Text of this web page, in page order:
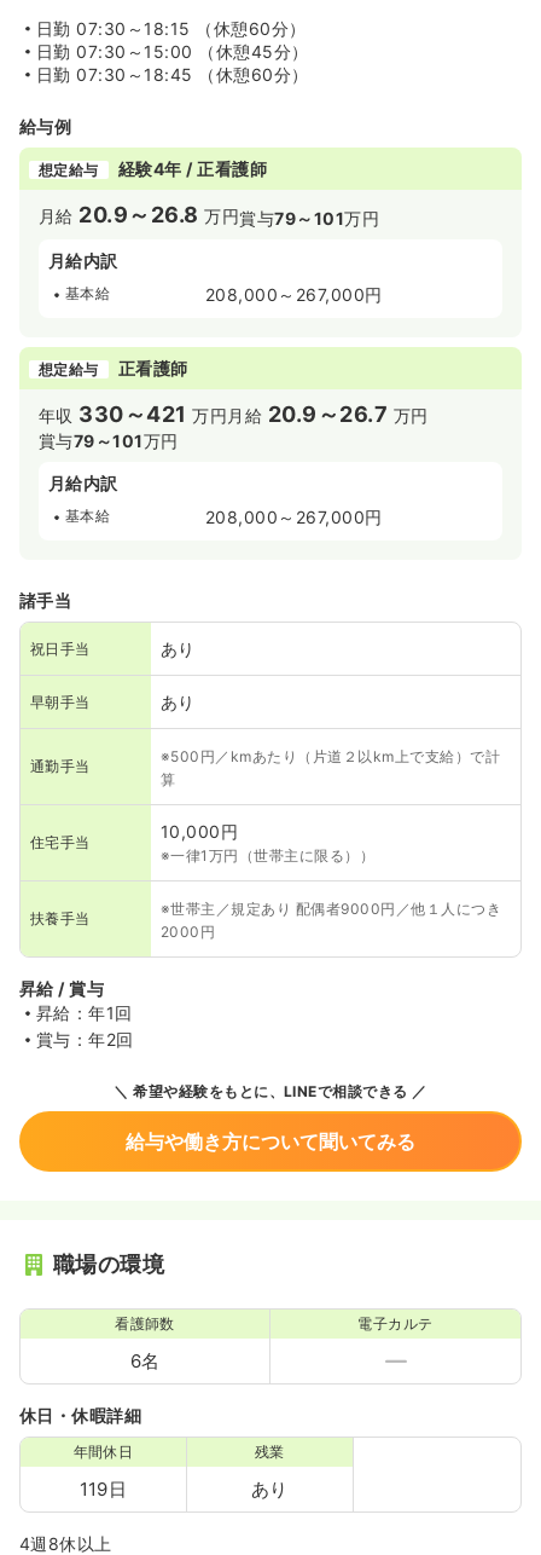
日勤 07:30～18:15 （休憩60分）
日勤 07:30～15:00 （休憩45分）
日勤 07:30～18:45 （休憩60分）
給与例
想定給与 経験4年 / 正看護師
月給 20.9～26.8 万円賞与79～101万円
月給内訳
基本給 208,000～267,000円
想定給与 正看護師
年収 330～421 万円 月給 20.9～26.7 万円
賞与79～101万円
月給内訳
基本給 208,000～267,000円
諸手当
祝日手当 あり
早朝手当 あり
通勤手当
※500円／kmあたり（片道２以km上で支給）で計
算
住宅手当
10,000円
※一律1万円（世帯主に限る））
扶養手当
※世帯主／規定あり 配偶者9000円／他１人につき
2000円
昇給 / 賞与
昇給：年1回
賞与：年2回
希望や経験をもとに、LINEで相談できる
給与や働き方について聞いてみる
職場の環境
看護師数
6名
電子カルテ
休日・休暇詳細
年間休日
119日
残業
あり
4週8休以上